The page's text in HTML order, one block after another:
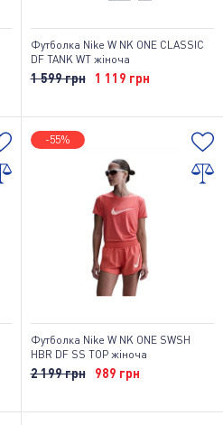
Футболка Nike W NK ONE CLASSIC
DF TANK WT жіноча
1 599 грн 1 119 грн
-55%
Футболка Nike W NK ONE SWSH
HBR DF SS TOP жіноча
2 199 грн 989 грн